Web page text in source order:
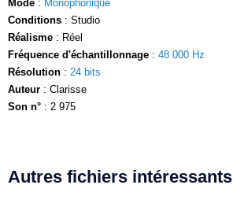
Mode : Monophonique
Conditions : Studio
Réalisme : Réel
Fréquence d'échantillonnage : 48 000 Hz
Résolution : 24 bits
Auteur : Clarisse
Son n° : 2 975
Autres fichiers intéressants